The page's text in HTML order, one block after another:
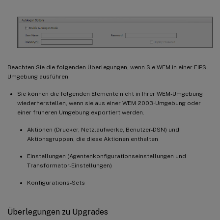
Beachten Sie die folgenden Überlegungen, wenn Sie WEM in einer FIPS-
Umgebung ausführen.
Sie können die folgenden Elemente nicht in Ihrer WEM-Umgebung
wiederherstellen, wenn sie aus einer WEM 2003-Umgebung oder
einer früheren Umgebung exportiert werden.
Aktionen (Drucker, Netzlaufwerke, Benutzer-DSN) und
Aktionsgruppen, die diese Aktionen enthalten
Einstellungen (Agentenkonfigurationseinstellungen und
Transformator-Einstellungen)
Konfigurations-Sets
Überlegungen zu Upgrades